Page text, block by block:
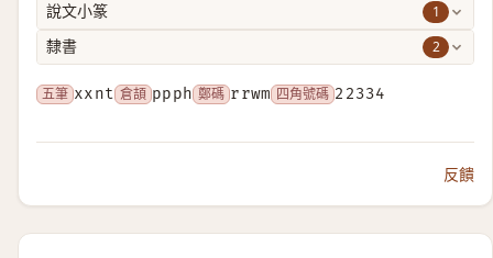
說文小篆 1
隸書 2
五筆 xxnt 倉頡 ppph 鄭碼 rrwm 四角號碼 22334
反饋